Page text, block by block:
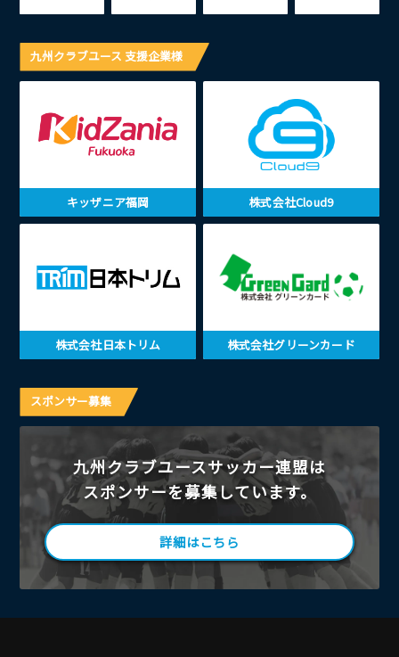
九州クラブユース 支援企業様
キッザニア福岡 株式会社Cloud9
株式会社日本トリム 株式会社グリーンカード
スポンサー募集
九州クラブユースサッカー連盟は
スポンサーを募集しています。
詳細はこちら